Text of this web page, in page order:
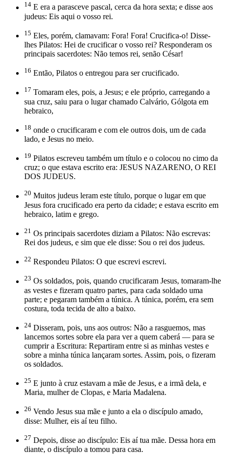
14 E era a parasceve pascal, cerca da hora sexta; e disse aos
judeus: Eis aqui o vosso rei.
15 Eles, porém, clamavam: Fora! Fora! Crucifica-o! Disse-
lhes Pilatos: Hei de crucificar o vosso rei? Responderam os
principais sacerdotes: Não temos rei, senão César!
16 Então, Pilatos o entregou para ser crucificado.
17 Tomaram eles, pois, a Jesus; e ele próprio, carregando a
sua cruz, saiu para o lugar chamado Calvário, Gólgota em
hebraico,
18 onde o crucificaram e com ele outros dois, um de cada
lado, e Jesus no meio.
19 Pilatos escreveu também um título e o colocou no cimo da
cruz; o que estava escrito era: JESUS NAZARENO, O REI
DOS JUDEUS.
20 Muitos judeus leram este título, porque o lugar em que
Jesus fora crucificado era perto da cidade; e estava escrito em
hebraico, latim e grego.
21 Os principais sacerdotes diziam a Pilatos: Não escrevas:
Rei dos judeus, e sim que ele disse: Sou o rei dos judeus.
22 Respondeu Pilatos: O que escrevi escrevi.
23 Os soldados, pois, quando crucificaram Jesus, tomaram-lhe
as vestes e fizeram quatro partes, para cada soldado uma
parte; e pegaram também a túnica. A túnica, porém, era sem
costura, toda tecida de alto a baixo.
24 Disseram, pois, uns aos outros: Não a rasguemos, mas
lancemos sortes sobre ela para ver a quem caberá — para se
cumprir a Escritura: Repartiram entre si as minhas vestes e
sobre a minha túnica lançaram sortes. Assim, pois, o fizeram
os soldados.
25 E junto à cruz estavam a mãe de Jesus, e a irmã dela, e
Maria, mulher de Clopas, e Maria Madalena.
26 Vendo Jesus sua mãe e junto a ela o discípulo amado,
disse: Mulher, eis aí teu filho.
27 Depois, disse ao discípulo: Eis aí tua mãe. Dessa hora em
diante, o discípulo a tomou para casa.